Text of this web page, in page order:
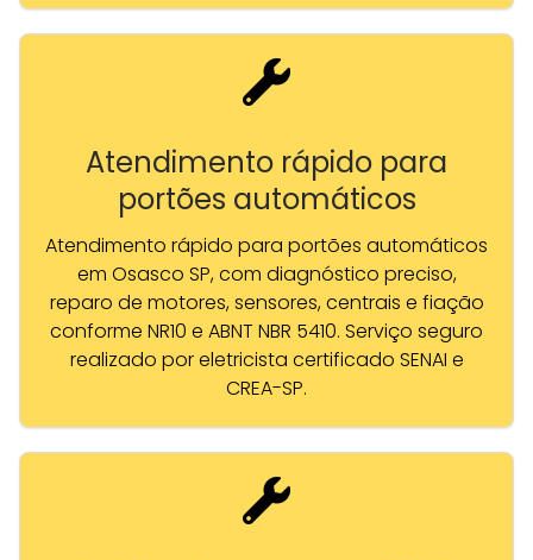
Atendimento rápido para
portões automáticos
Atendimento rápido para portões automáticos
em Osasco SP, com diagnóstico preciso,
reparo de motores, sensores, centrais e fiação
conforme NR10 e ABNT NBR 5410. Serviço seguro
realizado por eletricista certificado SENAI e
CREA-SP.